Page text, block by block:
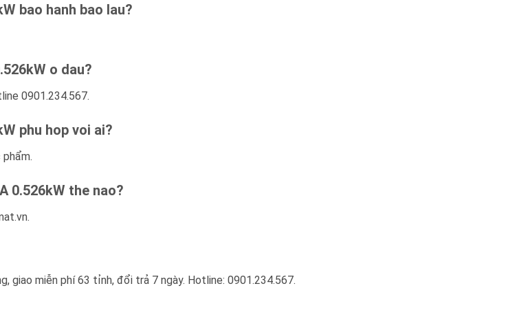
bao hanh bao lau?
o dau?
0901.234.567.
phu hop voi ai?
0.526kW the nao?
giao miễn phí 63 tỉnh, đổi trả 7 ngày. Hotline: 0901.234.567.